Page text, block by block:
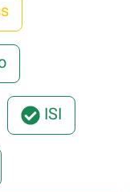
Access
ESI